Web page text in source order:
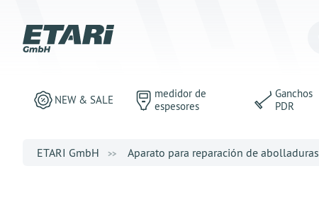
NEW & SALE
medidor de
espesores
Ganchos
PDR
ETARI GmbH Aparato para reparación de abolladuras